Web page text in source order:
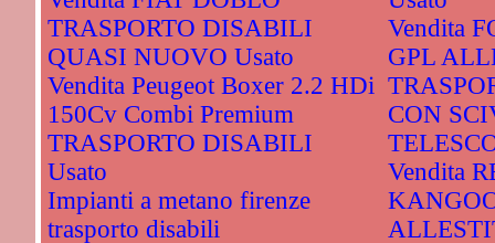
TRASPORTO DISABILI
QUASI NUOVO Usato
Vendita Peugeot Boxer 2.2 HDi
150Cv Combi Premium
TRASPORTO DISABILI
Usato
Impianti a metano firenze
trasporto disabili
Vendita
GPL
CON
Vendita